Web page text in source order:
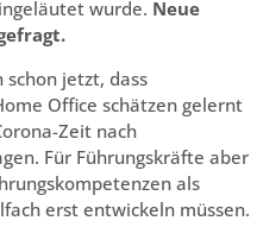
wurde. Neue
schon jetzt, dass
Office schätzen gelernt
Zeit nach
Für Führungskräfte aber
als
erst entwickeln müssen.